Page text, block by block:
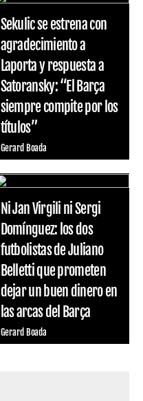
Sekulic se estrena con
agradecimiento a
Laporta y respuesta a
Satoransky: “El Barça
siempre compite por los
títulos”
Gerard Boada
Ni Jan Virgili ni Sergi
Domínguez: los dos
futbolistas de Juliano
Belletti que prometen
dejar un buen dinero en
las arcas del Barça
Gerard Boada